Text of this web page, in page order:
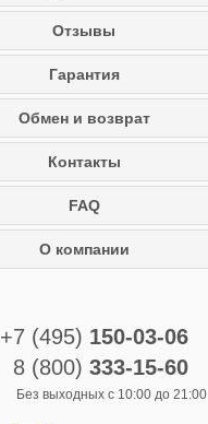
Отзывы
Гарантия
Обмен и возврат
Контакты
FAQ
О компании
+7 (495) 150-03-06
8 (800) 333-15-60
Без выходных с 10:00 до 21:00